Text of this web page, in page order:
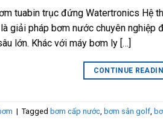
tuabin trục đứng Watertronics Hệ
giải pháp bơm nước chuyên
lớn. Khác với máy bơm ly […]
CONTINUE
| Tagged bơm cấp nước, bơm sân golf,